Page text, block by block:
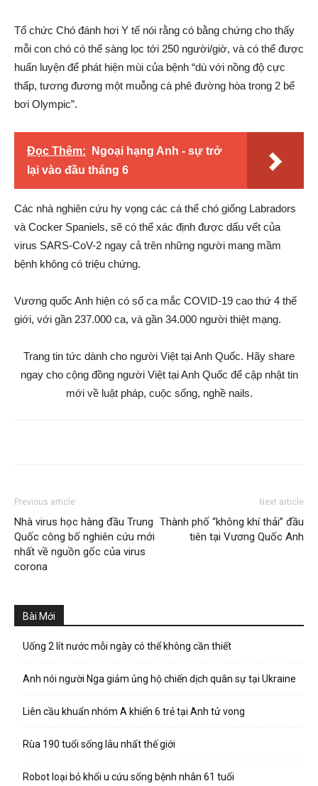
Tổ chức Chó đánh hơi Y tế nói rằng có bằng chứng cho thấy
mỗi con chó có thể sàng lọc tới 250 người/giờ, và có thể được
huấn luyện để phát hiện mùi của bệnh “dù với nồng độ cực
thấp, tương đương một muỗng cà phê đường hòa trong 2 bể
bơi Olympic”.
Đọc Thêm:
Ngoại hạng Anh - sự trở
lại vào đầu tháng 6
Các nhà nghiên cứu hy vọng các cá thể chó giống Labradors
và Cocker Spaniels, sẽ có thể xác định được dấu vết của
virus SARS-CoV-2 ngay cả trên những người mang mầm
bệnh không có triệu chứng.
Vương quốc Anh hiện có số ca mắc COVID-19 cao thứ 4 thế
giới, với gần 237.000 ca, và gần 34.000 người thiệt mạng.
Trang tin tức dành cho người Việt tại Anh Quốc. Hãy share
ngay cho cộng đồng người Việt tại Anh Quốc để cập nhật tin
mới về luật pháp, cuộc sống, nghề nails.
Previous article
Nhà virus học hàng đầu Trung
Quốc công bố nghiên cứu mới
nhất về nguồn gốc của virus
corona
Next article
Thành phố “không khí thải” đầu
tiên tại Vương Quốc Anh
Bài Mới
Uống 2 lít nước mỗi ngày có thể không cần thiết
Anh nói người Nga giảm ủng hộ chiến dịch quân sự tại Ukraine
Liên cầu khuẩn nhóm A khiến 6 trẻ tại Anh tử vong
Rùa 190 tuổi sống lâu nhất thế giới
Robot loại bỏ khối u cứu sống bệnh nhân 61 tuổi